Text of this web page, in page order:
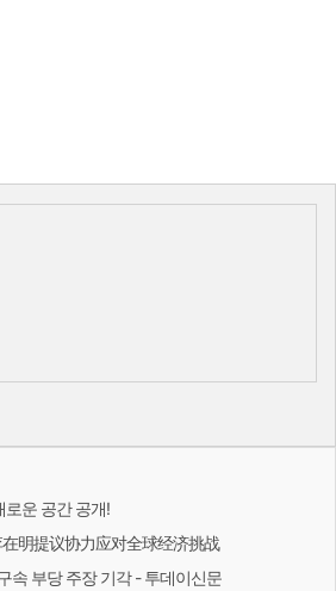
로운 공간 공개!
明提议协力应对全球经济挑战
속 부당 주장 기각 - 투데이신문